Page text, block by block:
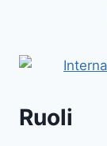
Ruoli